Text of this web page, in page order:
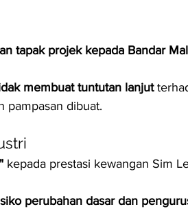
tapak projek kepada Bandar
membuat tuntutan lanjut
pampasan dibuat.
kepada prestasi kewangan Sim
perubahan dasar dan